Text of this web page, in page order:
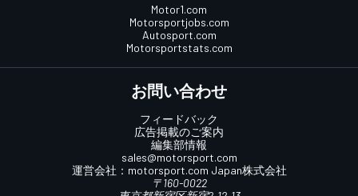
Motor1.com
Motorsportjobs.com
Autosport.com
Motorsportstats.com
お問い合わせ
フィードバック
広告掲載のご案内
編集部情報
sales@motorsport.com
運営会社： motorsport.com Japan株式会社
〒160-0022